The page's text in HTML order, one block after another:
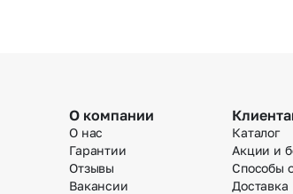
О компании
О нас
Гарантии
Отзывы
Вакансии
Каталог
Акции и
Способы
Доставка